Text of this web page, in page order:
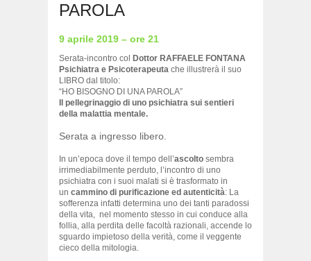
PAROLA
9 aprile 2019 – ore 21
Serata-incontro col
Dottor RAFFAELE FONTANA
Psichiatra e Psicoterapeuta che illustrerà il suo
LIBRO dal titolo:
“HO BISOGNO DI UNA PAROLA”
Il pellegrinaggio di uno psichiatra sui sentieri
della malattia mentale.
Serata a ingresso libero.
In un’epoca dove il tempo dell’ascolto sembra
irrimediabilmente perduto, l’incontro di uno
psichiatra con i suoi malati si è trasformato in
un cammino di purificazione ed autenticità: La
sofferenza infatti determina uno dei tanti paradossi
della vita, nel momento stesso in cui conduce alla
follia, alla perdita delle facoltà razionali, accende lo
sguardo impietoso della verità, come il veggente
cieco della mitologia.